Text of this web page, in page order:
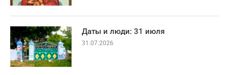
Даты и люди: 31 июля
31.07.2026